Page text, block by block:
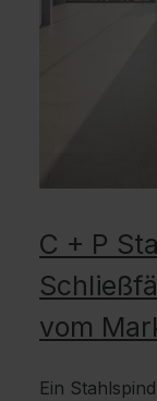
C + P
vom
Ein